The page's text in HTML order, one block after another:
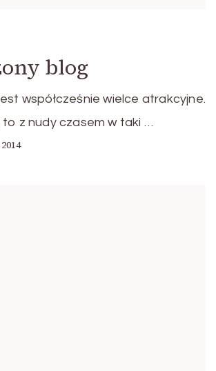
blog
współcześnie wielce atrakcyjne.
to z nudy czasem w taki …